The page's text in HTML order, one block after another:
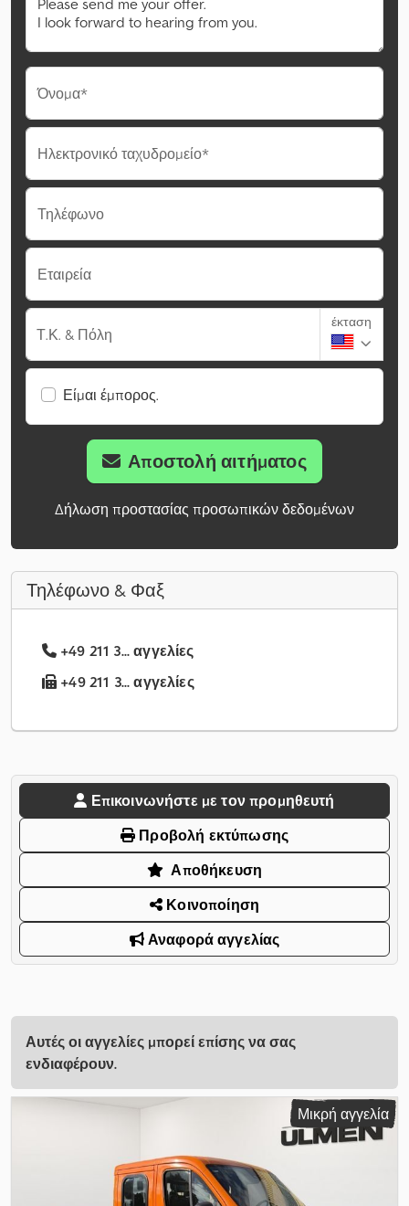
Όνομα*
Ηλεκτρονικό ταχυδρομείο*
Τηλέφωνο
Εταιρεία
Τ.Κ. & Πόλη
έκταση
Είμαι έμπορος.
Αποστολή αιτήματος
Δήλωση προστασίας προσωπικών δεδομένων
Τηλέφωνο & Φαξ
+49 211 3... αγγελίες
+49 211 3... αγγελίες
Επικοινωνήστε με τον προμηθευτή
Προβολή εκτύπωσης
Αποθήκευση
Κοινοποίηση
Αναφορά αγγελίας
Αυτές οι αγγελίες μπορεί επίσης να σας
ενδιαφέρουν.
Μικρή αγγελία